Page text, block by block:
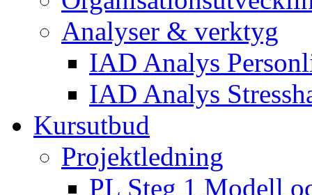
Analyser & verktyg
IAD Analys
IAD Analys
Kursutbud
Projektledning
PL Steg 1 Modell